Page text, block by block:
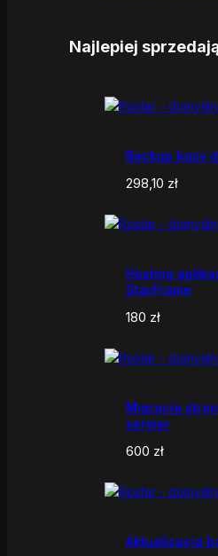
Najlepiej
Backup bazy
298,10 zł
Hosting
StarFrame
180 zł
Migracja
serwer
600 zł
Aktualizacja